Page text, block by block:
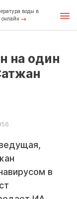
воды в
онлайн
на один
в